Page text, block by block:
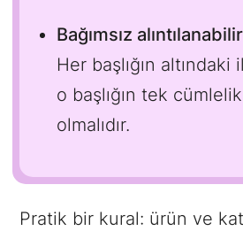
Bağımsız
Her başlığın altındaki
o başlığın tek
olmalıdır.
Pratik bir kural: ürün ve